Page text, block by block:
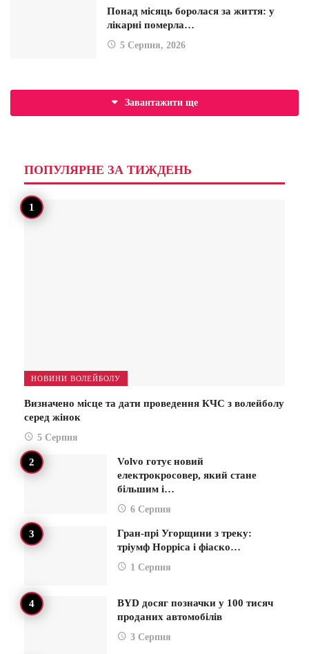
Понад місяць боролася за життя: у
лікарні померла…
5 Серпня, 2026
Завантажити ще
ПОПУЛЯРНЕ ЗА ТИЖДЕНЬ
НОВИНИ ВОЛЕЙБОЛУ
Визначено місце та дати проведення КЧС з волейболу
серед жінок
5 Серпня
Volvo готує новий
електрокросовер, який стане
більшим і…
6 Серпня
Гран-прі Угорщини з треку:
тріумф Норріса і фіаско…
1 Серпня
BYD досяг позначки у 100 тисяч
проданих автомобілів
3 Серпня